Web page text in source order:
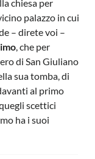
chiesa per
palazzo in cui
– direte voi –
, che per
di San Giuliano
sua tomba, di
al primo
scettici
ha i suoi